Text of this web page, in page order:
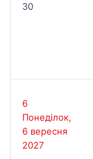
30
6
Понеділок,
6 вересня
2027